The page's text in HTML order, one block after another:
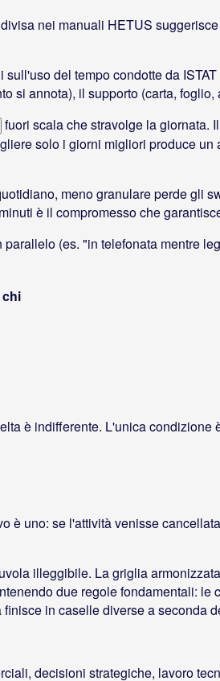
nei manuali HETUS
del tempo condotte da
si annota), il supporto (carta, foglio,
fuori scala che stravolge la giornata.
solo i giorni migliori produce un
meno granulare perde gli
è il compromesso che
(es. "in telefonata mentre
è indifferente. L'unica
è uno: se l'attività venisse
illeggibile. La griglia
due regole fondamentali: le
in caselle diverse a seconda
decisioni strategiche, lavoro